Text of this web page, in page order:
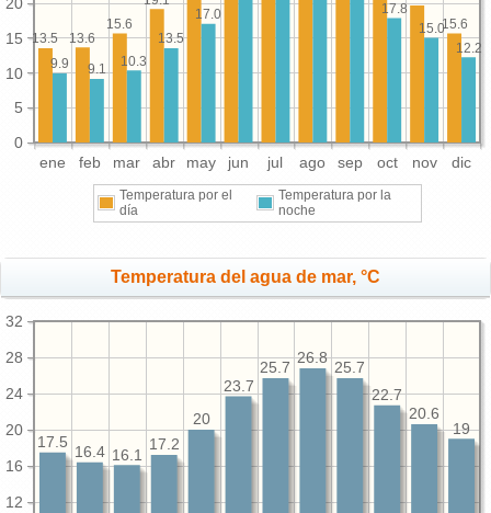
ene feb mar abr may jun jul ago sep oct nov dic
0
5
10
15
15.6
15.6
13.6
13.5
12.2
15.0
17.8
17.0
13.5
10.3
9.1
9.9
Temperatura por el
día
Temperatura por la
noche
Temperatura del agua de mar, °C
12
16
20
24
28
32
19
20.6
22.7
25.7
26.8
25.7
23.7
20
17.2
16.1
16.4
17.5